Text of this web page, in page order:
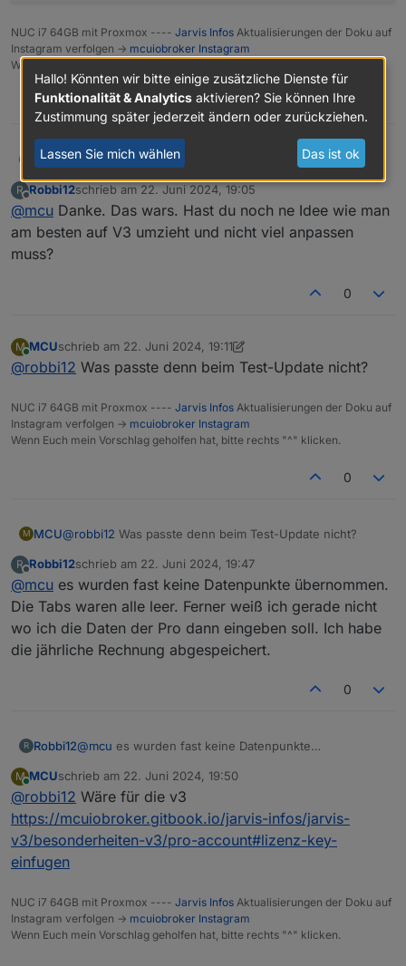
NUC i7 64GB mit Proxmox ---- Jarvis Infos Aktualisierungen der Doku auf
Instagram verfolgen -> mcuiobroker Instagram
Wenn Euch mein Vorschlag geholfen hat, bitte rechts "^" klicken.
0
MCU@robbi12Zeig mal bitte, was du jetzt in einer anderen
Dann dies in Styles eintragen:
R
Offline
Robbi12schrieb am 22. Juni 2024, 19:05
zuletzt editiert von
@mcu Danke. Das wars. Hast du noch ne Idee wie man
am besten auf V3 umzieht und nicht viel anpassen
muss?
0
M
Online
MCUschrieb am 22. Juni 2024, 19:11
zuletzt editiert von MCU
@robbi12 Was passte denn beim Test-Update nicht?
NUC i7 64GB mit Proxmox ---- Jarvis Infos Aktualisierungen der Doku auf
Instagram verfolgen -> mcuiobroker Instagram
Wenn Euch mein Vorschlag geholfen hat, bitte rechts "^" klicken.
0
M MCU@robbi12 Was passte denn beim Test-Update nicht?
R Robbi12schrieb am 22. Juni 2024, 19:47
zuletzt editiert von
@mcu es wurden fast keine Datenpunkte übernommen.
Die Tabs waren alle leer. Ferner weiß ich gerade nicht
wo ich die Daten der Pro dann eingeben soll. Ich habe
die jährliche Rechnung abgespeichert.
0
R Robbi12@mcu es wurden fast keine Datenpunkte
ich gerade nicht wo ich die Daten der Pro dann
eingeben soll. Ich habe die jährliche Rechnung
abgespeichert.
M
Online
MCUschrieb am 22. Juni 2024, 19:50
zuletzt editiert von
@robbi12 Wäre für die v3
https://mcuiobroker.gitbook.io/jarvis-infos/jarvis-
v3/besonderheiten-v3/pro-account#lizenz-key-
einfugen
NUC i7 64GB mit Proxmox ---- Jarvis Infos Aktualisierungen der Doku auf
Instagram verfolgen -> mcuiobroker Instagram
Wenn Euch mein Vorschlag geholfen hat, bitte rechts "^" klicken.
Hallo! Könnten wir bitte einige zusätzliche Dienste für
Funktionalität & Analytics aktivieren? Sie können Ihre
Zustimmung später jederzeit ändern oder zurückziehen.
Lassen Sie mich wählen Das ist ok